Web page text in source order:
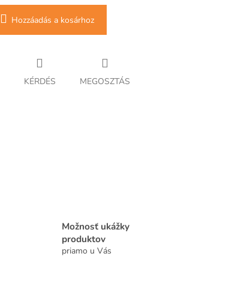
Hozzáadás a kosárhoz
KÉRDÉS MEGOSZTÁS
Možnosť ukážky
produktov
priamo u Vás